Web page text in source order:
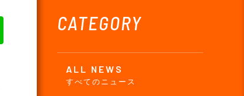
CATEGORY
ALL NEWS
すべてのニュース